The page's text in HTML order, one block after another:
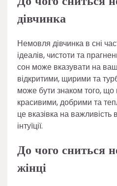
дівчинка
Немовля дівчинка в сні
ідеалів, чистоти та
сон може вказувати на
відкритими, щирими та
може бути знаком того, що
красивими, добрими та
це вказівка на важливість
інтуїції.
До чого сниться
жінці